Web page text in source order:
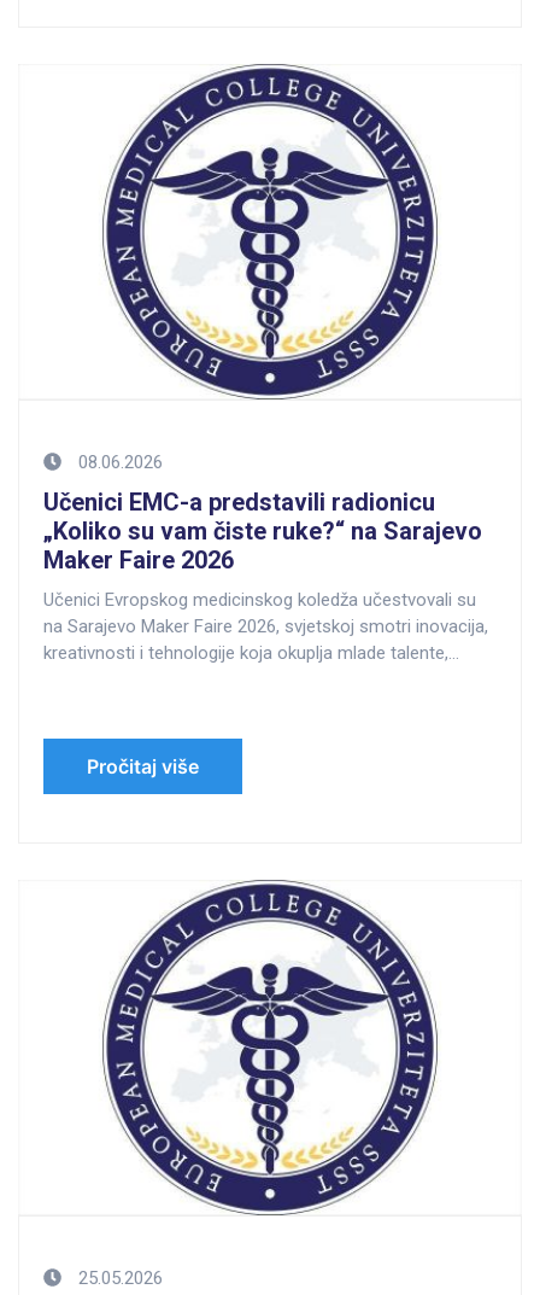
08.06.2026
Učenici EMC-a predstavili radionicu
„Koliko su vam čiste ruke?“ na Sarajevo
Maker Faire 2026
Učenici Evropskog medicinskog koledža učestvovali su
na Sarajevo Maker Faire 2026, svjetskoj smotri inovacija,
kreativnosti i tehnologije koja okuplja mlade talente,
Pročitaj više
25.05.2026